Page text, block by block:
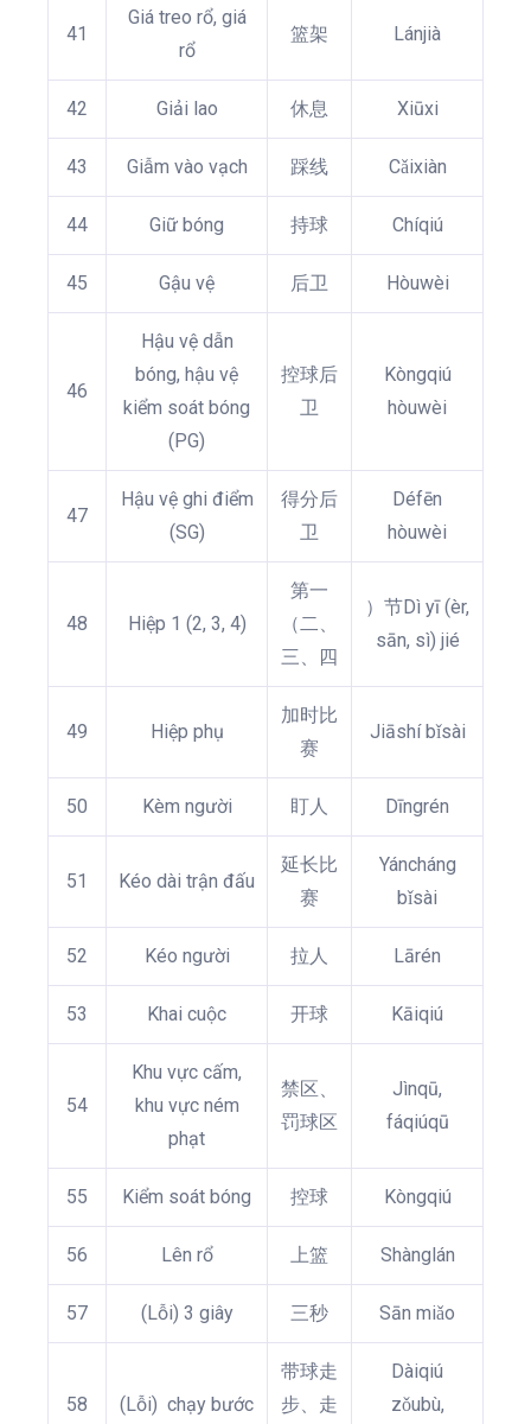
41
Giá treo rổ, giá
rổ
篮架 Lánjià
42 Giải lao 休息 Xiūxi
43 Giẫm vào vạch 踩线 Cǎixiàn
44 Giữ bóng 持球 Chíqiú
45 Gậu vệ 后卫 Hòuwèi
46
Hậu vệ dẫn
bóng, hậu vệ
kiểm soát bóng
(PG)
控球后
卫
Kòngqiú
hòuwèi
47
Hậu vệ ghi điểm
(SG)
得分后
卫
Défēn
hòuwèi
48 Hiệp 1 (2, 3, 4)
第一
（二、
三、四
）节Dì yī (èr,
sān, sì) jié
49 Hiệp phụ
加时比
赛
Jiāshí bǐsài
50 Kèm người 盯人 Dīngrén
51 Kéo dài trận đấu
延长比
赛
Yáncháng
bǐsài
52 Kéo người 拉人 Lārén
53 Khai cuộc 开球 Kāiqiú
54
Khu vực cấm,
khu vực ném
phạt
禁区、
罚球区
Jìnqū,
fáqiúqū
55 Kiểm soát bóng 控球 Kòngqiú
56 Lên rổ 上篮 Shànglán
57 (Lỗi) 3 giây 三秒 Sān miǎo
58 (Lỗi) chạy bước
带球走
步、走
Dàiqiú
zǒubù,